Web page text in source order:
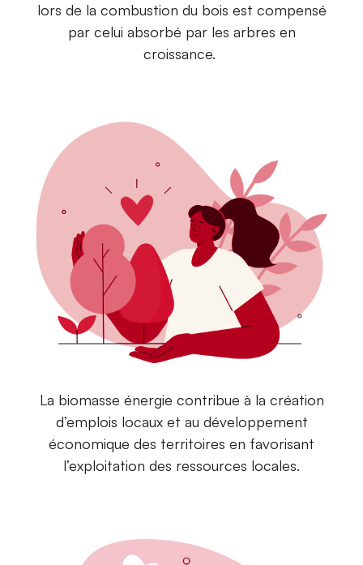
lors de la combustion du bois est compensé
par celui absorbé par les arbres en
croissance.
La biomasse énergie contribue à la création
d’emplois locaux et au développement
économique des territoires en favorisant
l’exploitation des ressources locales.